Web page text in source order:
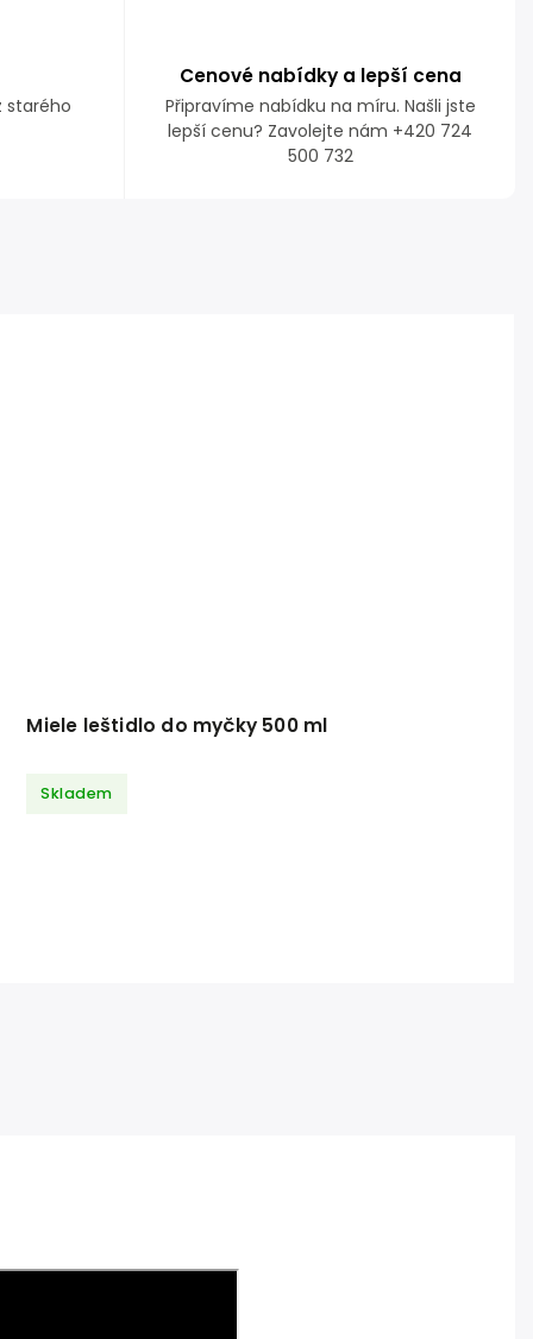
starého
Cenové nabídky a lepší cena
Připravíme nabídku na míru. Našli jste
lepší cenu? Zavolejte nám +420 724
500 732
Miele leštidlo do myčky 500 ml
Skladem